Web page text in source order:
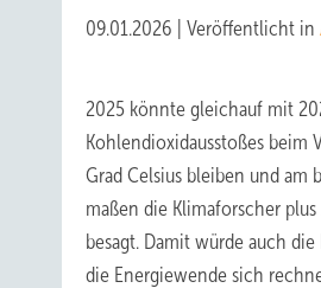
09.01.2026 Veröffentlicht in
2025 könnte gleichauf mit
Kohlendioxidausstoßes beim
Grad Celsius bleiben und
maßen die Klimaforscher
besagt. Damit würde auch
die Energiewende sich